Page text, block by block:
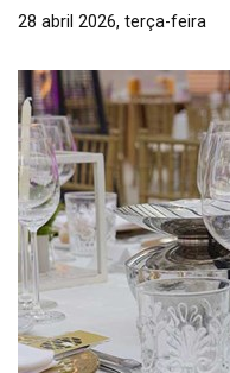
28 abril 2026, terça-feira